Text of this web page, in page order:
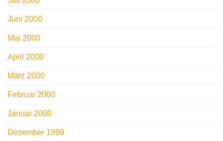
Juni 2000
Mai 2000
April 2000
März 2000
Februar 2000
Januar 2000
Dezember 1999